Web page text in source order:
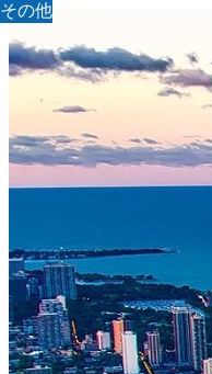
その他
その他
その他
その他
その他
その他
その他
その他
その他